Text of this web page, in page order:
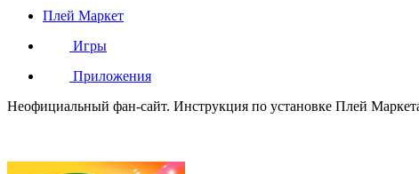
Плей Маркет
Игры
Приложения
Неофициальный фан-сайт. Инструкция по установке Плей